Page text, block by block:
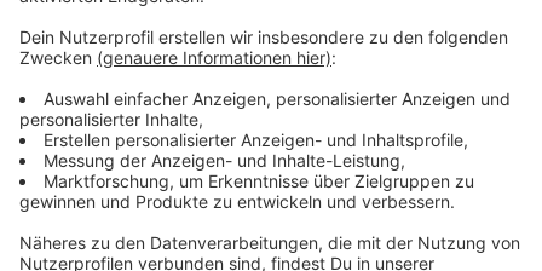
ermöglicht, ausgewählte Spiele kostenlos zu
besuchen. Über die Saison verteilt – von August bis
April – wurden laut Fortuna bewusst auch Spiele
gegen weniger populäre Teams ausgewählt, um dem
beiden Saisons gab es für sieben Freispiele